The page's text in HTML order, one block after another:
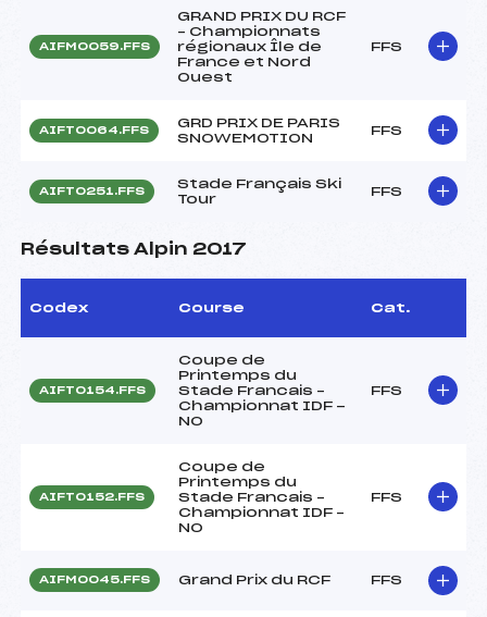
AIFM0059.FFS
GRAND PRIX DU RCF
– Championnats
régionaux Île de
France et Nord
Ouest
FFS
AIFT0064.FFS
GRD PRIX DE PARIS
SNOWEMOTION
FFS
AIFT0251.FFS
Stade Français Ski
Tour
FFS
Résultats Alpin 2017
Codex Course Cat.
AIFT0154.FFS
Coupe de
Printemps du
Stade Francais –
Championnat IDF -
NO
FFS
AIFT0152.FFS
Coupe de
Printemps du
Stade Francais –
Championnat IDF –
NO
FFS
AIFM0045.FFS Grand Prix du RCF FFS